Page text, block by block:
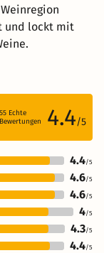
und lockt mit
55 Echte
Bewertungen
4.4/5
4.4/5
4.6/5
4.6/5
4/5
4.3/5
4.4/5